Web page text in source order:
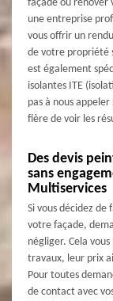
façade ou rénover
une entreprise
vous offrir un
de votre propriété
est également
isolantes ITE
pas à nous
fière de voir les
Des devis
sans
Multiservices
Si vous décidez
votre façade,
négliger. Cela
travaux, leur prix
Pour toutes
de contact avec